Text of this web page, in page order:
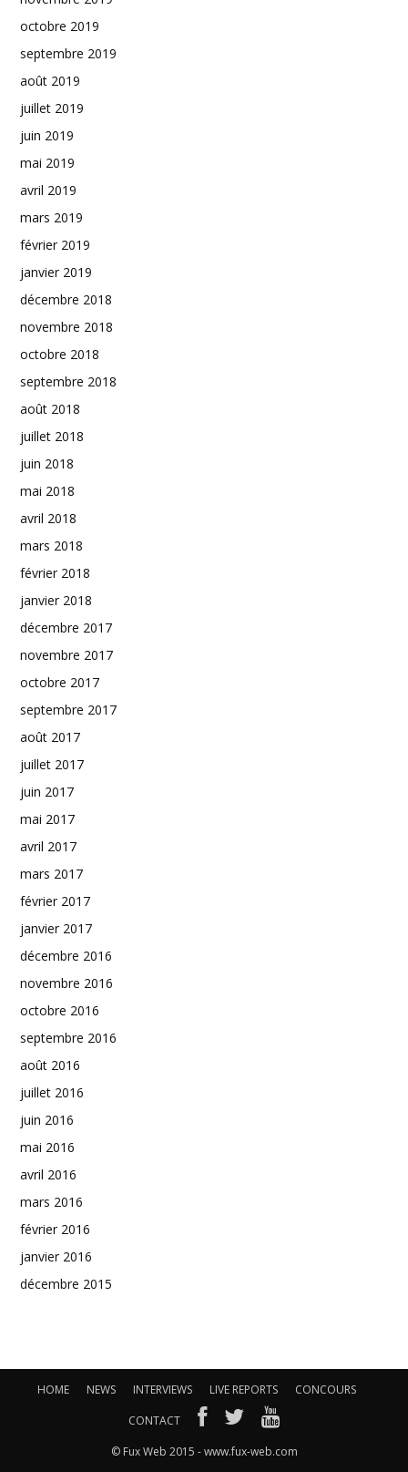
octobre 2019
septembre 2019
août 2019
juillet 2019
juin 2019
mai 2019
avril 2019
mars 2019
février 2019
janvier 2019
décembre 2018
novembre 2018
octobre 2018
septembre 2018
août 2018
juillet 2018
juin 2018
mai 2018
avril 2018
mars 2018
février 2018
janvier 2018
décembre 2017
novembre 2017
octobre 2017
septembre 2017
août 2017
juillet 2017
juin 2017
mai 2017
avril 2017
mars 2017
février 2017
janvier 2017
décembre 2016
novembre 2016
octobre 2016
septembre 2016
août 2016
juillet 2016
juin 2016
mai 2016
avril 2016
mars 2016
février 2016
janvier 2016
décembre 2015
HOME NEWS INTERVIEWS LIVE REPORTS
CONCOURS
CONTACT
© Fux Web 2015 - www.fux-web.com